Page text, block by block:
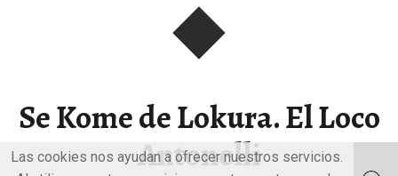
Se Kome de Lokura. El Loco
Antonelli
Las cookies nos ayudan a ofrecer nuestros servicios.